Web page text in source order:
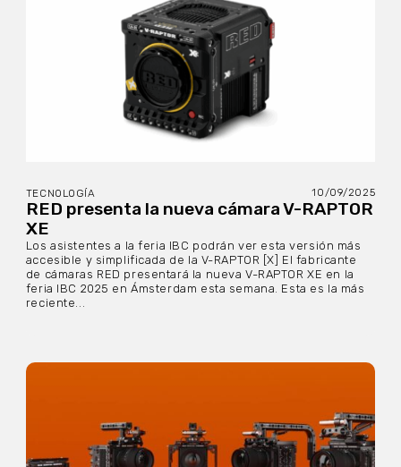
TECNOLOGÍA 10/09/2025
RED presenta la nueva cámara V-RAPTOR
XE
Los asistentes a la feria IBC podrán ver esta versión más
accesible y simplificada de la V-RAPTOR [X] El fabricante
de cámaras RED presentará la nueva V-RAPTOR XE en la
feria IBC 2025 en Ámsterdam esta semana. Esta es la más
reciente...